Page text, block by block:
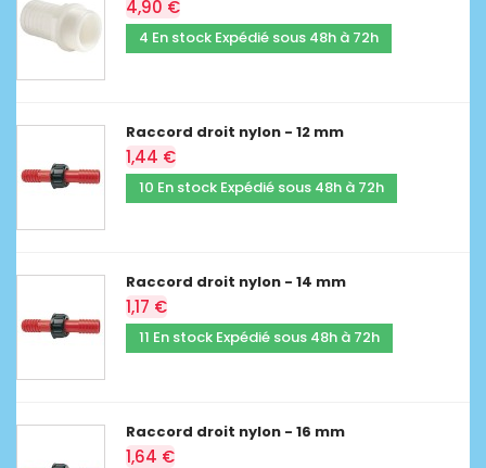
4,90 €
4 En stock Expédié sous 48h à 72h
Raccord droit nylon - 12 mm
1,44 €
10 En stock Expédié sous 48h à 72h
Raccord droit nylon - 14 mm
1,17 €
11 En stock Expédié sous 48h à 72h
Raccord droit nylon - 16 mm
1,64 €